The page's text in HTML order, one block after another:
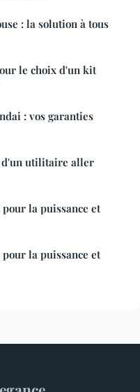
: la solution à tous
le choix d'un kit
: vos garanties
utilitaire aller
la puissance et
la puissance et